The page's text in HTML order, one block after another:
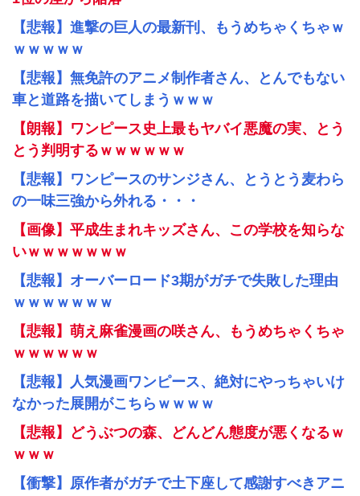
【悲報】進撃の巨人の最新刊、もうめちゃくちゃｗ
ｗｗｗｗｗ
【悲報】無免許のアニメ制作者さん、とんでもない
車と道路を描いてしまうｗｗｗ
【朗報】ワンピース史上最もヤバイ悪魔の実、とう
とう判明するｗｗｗｗｗｗ
【悲報】ワンピースのサンジさん、とうとう麦わら
の一味三強から外れる・・・
【画像】平成生まれキッズさん、この学校を知らな
いｗｗｗｗｗｗｗ
【悲報】オーバーロード3期がガチで失敗した理由
ｗｗｗｗｗｗｗ
【悲報】萌え麻雀漫画の咲さん、もうめちゃくちゃ
ｗｗｗｗｗｗ
【悲報】人気漫画ワンピース、絶対にやっちゃいけ
なかった展開がこちらｗｗｗｗ
【悲報】どうぶつの森、どんどん態度が悪くなるｗ
ｗｗｗ
【衝撃】原作者がガチで土下座して感謝すべきアニ